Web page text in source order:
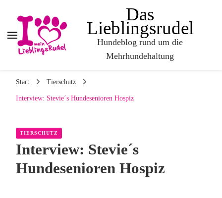
Das
Lieblingsrudel
Hundeblog rund um die
Mehrhundehaltung
Start Tierschutz
Interview: Stevie´s Hundesenioren Hospiz
TIERSCHUTZ
Interview: Stevie´s
Hundesenioren Hospiz